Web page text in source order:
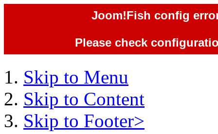
Joom!Fish config
Please check
Skip to Menu
Skip to Content
Skip to Footer>